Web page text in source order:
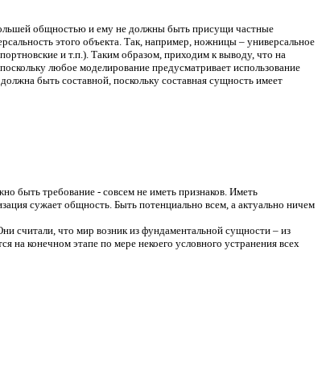
общностью и ему не должны быть присущи частные
этого объекта. Так, например, ножницы – универсальное
и т.п.). Таким образом, приходим к выводу, что на
любое моделирование предусматривает использование
быть составной, поскольку составная сущность имеет
быть требование - совсем не иметь признаков. Иметь
сужает общность. Быть потенциально всем, а актуально ничем
считали, что мир возник из фундаментальной сущности – из
конечном этапе по мере некоего условного устранения всех